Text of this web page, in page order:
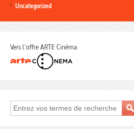
Uncategorized
Vers l'offre ARTE Cinéma